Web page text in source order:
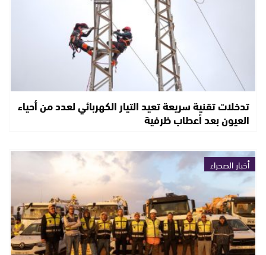
تدخلات تقنية سريعة تعيد التيار الكهربائي لعدد من أحياء
العيون بعد أعطاب ظرفية
أخبار الصحراء